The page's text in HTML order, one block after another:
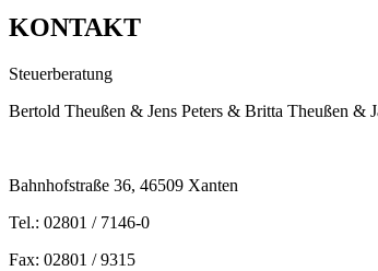
KONTAKT
Steuerberatung
Bertold Theußen & Jens Peters & Britta Theußen &
Bahnhofstraße 36, 46509 Xanten
Tel.: 02801 / 7146-0
Fax: 02801 / 9315